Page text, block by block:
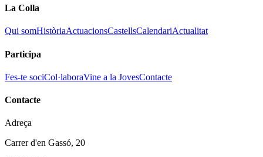
La Colla
Qui somHistòriaActuacionsCastellsCalendariActualitat
Participa
Fes-te sociCol·laboraVine a la JovesContacte
Contacte
Adreça
Carrer d'en Gassó, 20